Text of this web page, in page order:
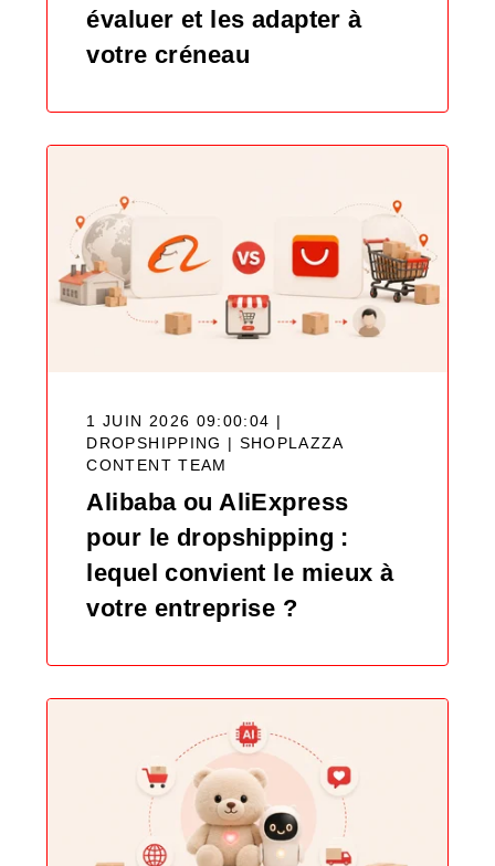
évaluer et les adapter à
votre créneau
1 JUIN 2026 09:00:04 |
DROPSHIPPING | SHOPLAZZA
CONTENT TEAM
Alibaba ou AliExpress
pour le dropshipping :
lequel convient le mieux à
votre entreprise ?